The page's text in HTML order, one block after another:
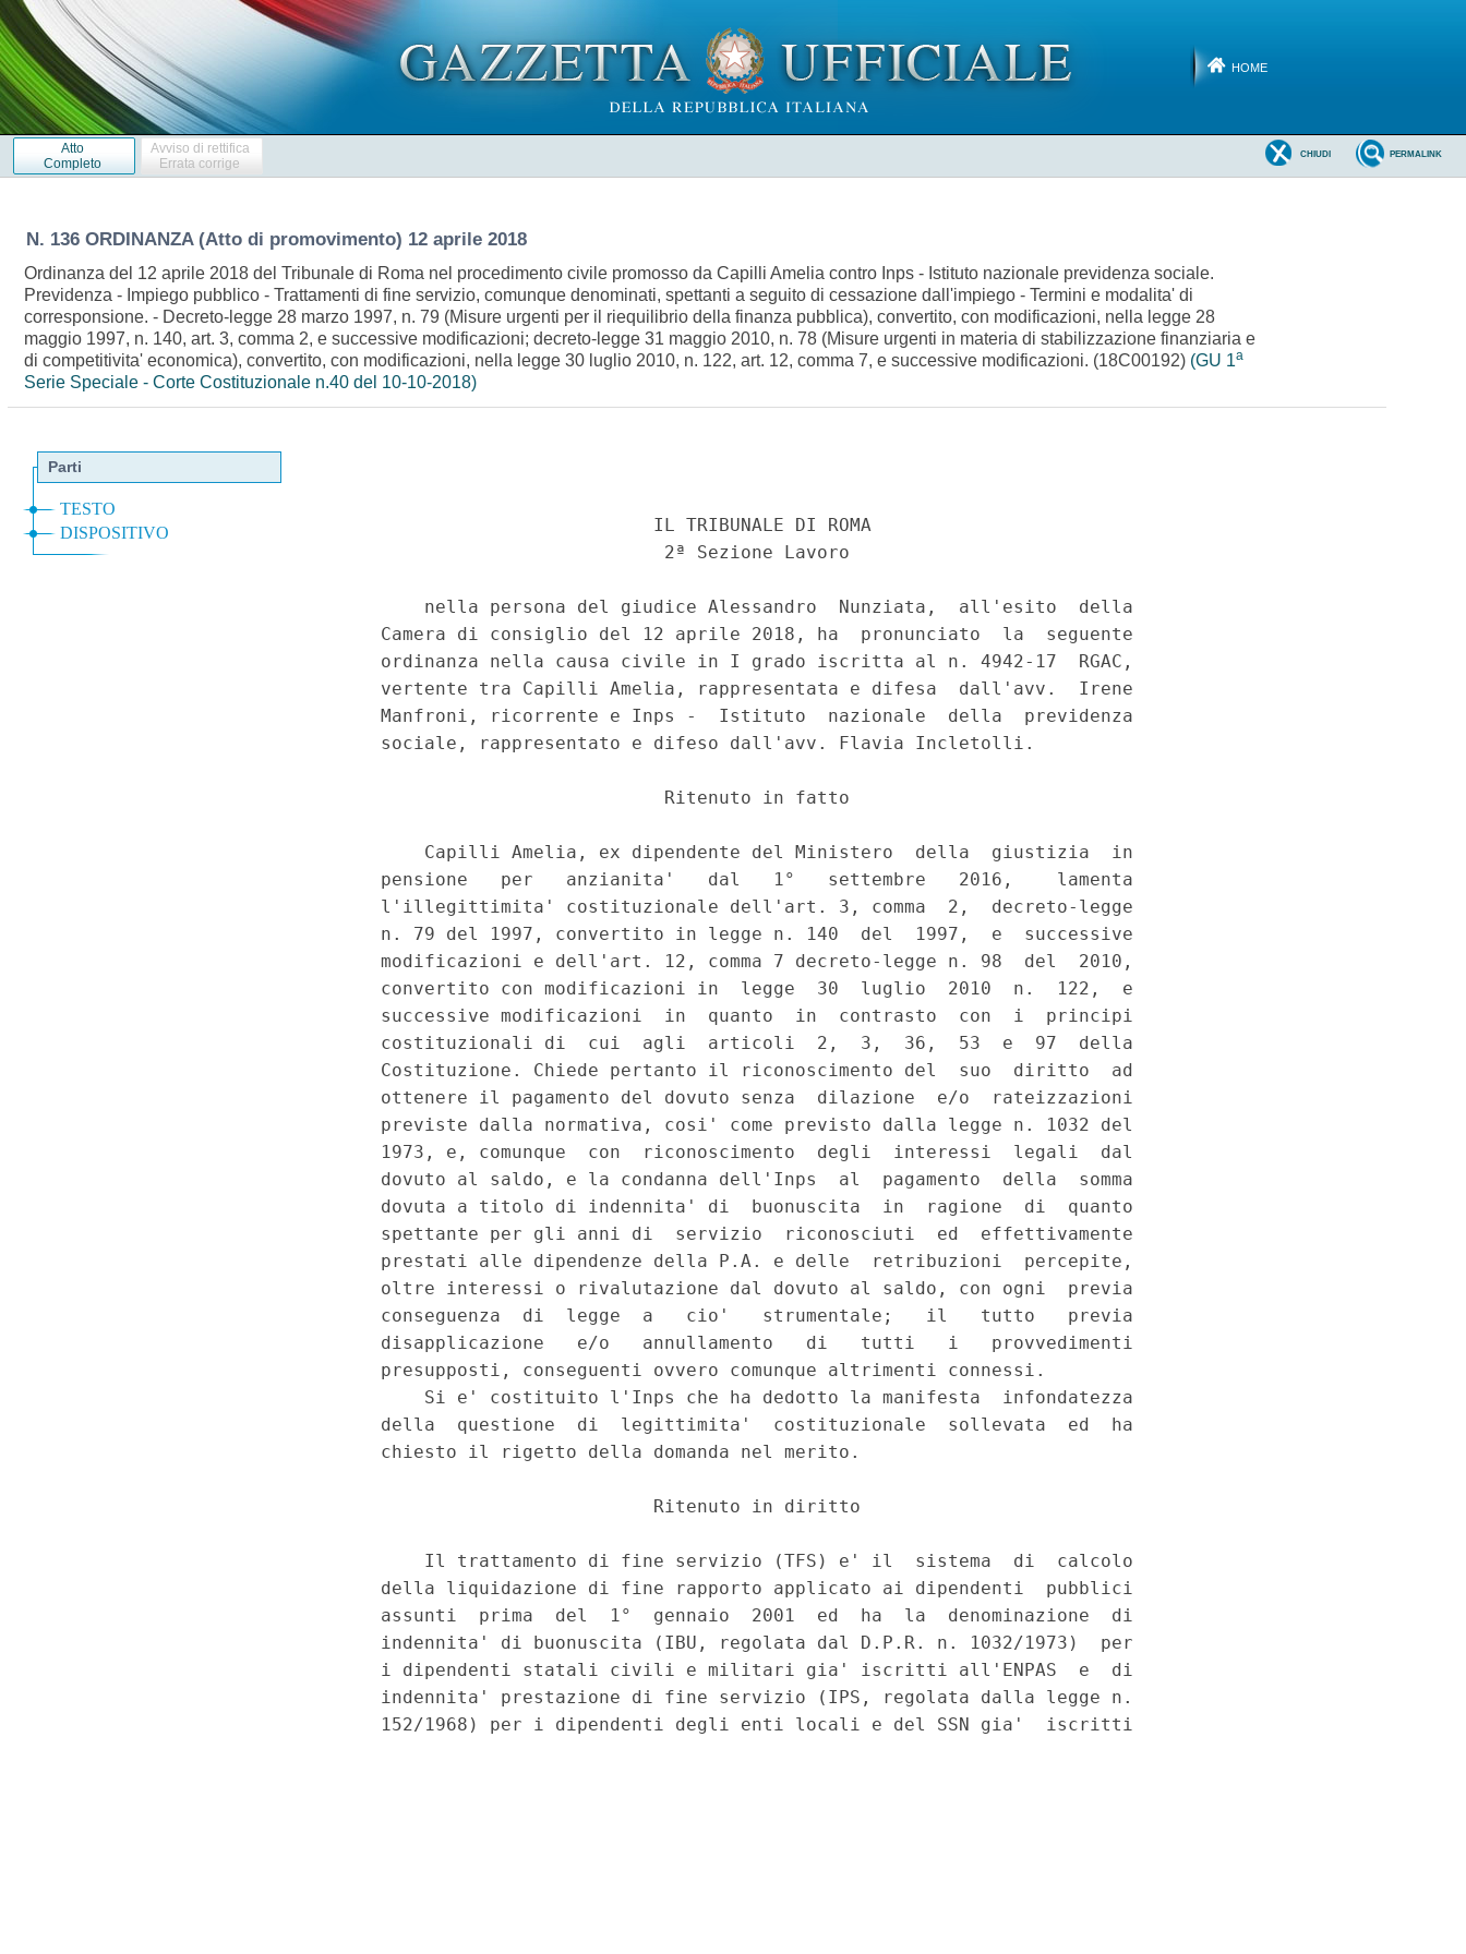
HOME
Atto
Completo
Avviso di rettifica
Errata corrige
PERMALINK
CHIUDI
N. 136 ORDINANZA (Atto di promovimento) 12 aprile 2018
Ordinanza del 12 aprile 2018 del Tribunale di Roma nel procedimento civile promosso da Capilli Amelia contro Inps - Istituto nazionale previdenza sociale.
Previdenza - Impiego pubblico - Trattamenti di fine servizio, comunque denominati, spettanti a seguito di cessazione dall'impiego - Termini e modalita' di
corresponsione. - Decreto-legge 28 marzo 1997, n. 79 (Misure urgenti per il riequilibrio della finanza pubblica), convertito, con modificazioni, nella legge 28
maggio 1997, n. 140, art. 3, comma 2, e successive modificazioni; decreto-legge 31 maggio 2010, n. 78 (Misure urgenti in materia di stabilizzazione finanziaria e
di competitivita' economica), convertito, con modificazioni, nella legge 30 luglio 2010, n. 122, art. 12, comma 7, e successive modificazioni. (18C00192) (GU 1a
Serie Speciale - Corte Costituzionale n.40 del 10-10-2018)